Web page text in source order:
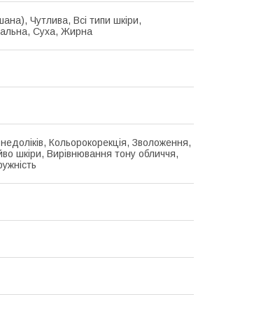
Чутлива, Всі типи шкіри,
Суха, Жирна
Кольорокорекція, Зволоження,
шкіри, Вирівнювання тону обличчя,